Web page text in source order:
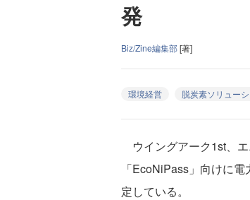
発
Biz/Zine編集部[著]
環境経営 脱炭素ソリュー
ウイングアーク1st、
「EcoNiPass」向けに
定している。